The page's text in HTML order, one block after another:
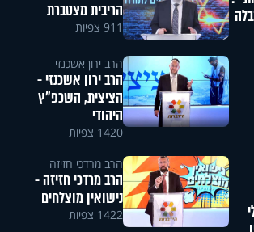
הריבית מצטברת
911 צפיות
הרב ירון אשכנזי
הרב ירון אשכנזי -
הציצית, השכפ"ץ
היהודי
1420 צפיות
הרב מרדכי חזיזה
הרב מרדכי חזיזה -
נישואין מוצלחים
1422 צפיות